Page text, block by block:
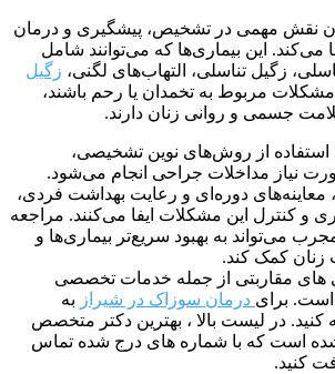
نقش مهمی در تشخیص، پیشگیری و درمان
می‌کند. این بیماری‌ها که می‌توانند شامل
زگیل تناسلی، التهاب‌های لگنی، زگیل
مشکلات مربوط به تخمدان یا رحم باشند،
جسمی و روانی زنان دارند.
استفاده از روش‌های نوین تشخیصی،
نیاز مداخلات جراحی انجام می‌شود.
دوره‌ای و رعایت بهداشت فردی،
و کنترل این مشکلات ایفا می‌کنند. مراجعه
می‌تواند به بهبود سریع‌تر بیماری‌ها و
کمک کند.
های مقاربتی از جمله خدمات تخصصی
برای درمان سوزاک در شیراز به
در لیست بالا ، بهترین دکتر متخصص
است که با شماره های درج شده تماس
کنید.